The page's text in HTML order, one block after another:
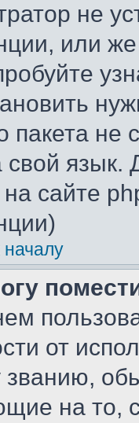
не
или
пакета
свой
на сайте
началу
от
на то,